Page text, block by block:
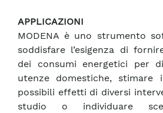
APPLICAZIONI
MODENA è uno strumento
soddisfare l’esigenza di
dei consumi energetici per
utenze domestiche,
possibili effetti di diversi
studio o individuare